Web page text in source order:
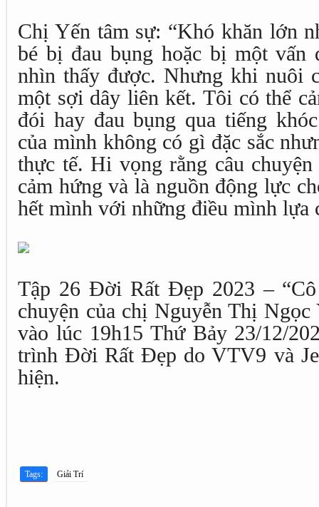
Chị Yến tâm sự: “Khó khăn lớn
bé bị đau bụng hoặc bị một
nhìn thấy được. Nhưng khi nuôi
một sợi dây liên kết. Tôi có thể
đói hay đau bụng qua tiếng
của mình không có gì đặc sắc
thực tế. Hi vọng rằng câu
cảm hứng và là nguồn động lực
hết mình với những điều mình lựa
Tập 26 Đời Rất Đẹp 2023 –
chuyện của chị Nguyễn Thị Ngọc
vào lúc 19h15 Thứ Bảy 23/12/
trình Đời Rất Đẹp do VTV9 và
hiện.
Tags: Giải Trí